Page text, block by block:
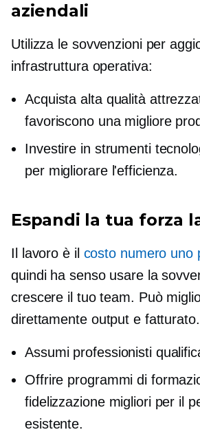
aziendali
Utilizza le sovvenzioni per
infrastruttura operativa:
Acquistaalta qualità
favoriscono una migliore
Investire in strumenti
per migliorare l'efficienza.
Espandi la tua forza
Il lavoro è il costo numero uno
quindi ha senso usare la
crescere il tuo team. Può
direttamente output e
Assumi professionisti
Offrire programmi di
fidelizzazione migliori per il
esistente.